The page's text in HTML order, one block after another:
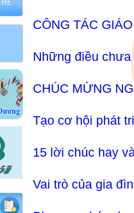
CÔNG TÁC
Những điều
CHÚC MỪNG
Tạo cơ hội phát
15 lời chúc hay
Vai trò của gia